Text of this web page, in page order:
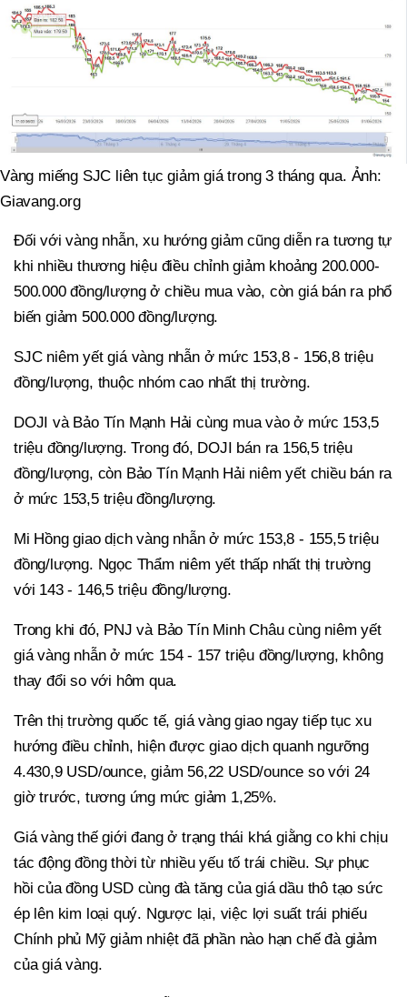
Vàng miếng SJC liên tục giảm giá trong 3 tháng qua. Ảnh:
Giavang.org
Đối với vàng nhẫn, xu hướng giảm cũng diễn ra tương tự
khi nhiều thương hiệu điều chỉnh giảm khoảng 200.000-
500.000 đồng/lượng ở chiều mua vào, còn giá bán ra phổ
biến giảm 500.000 đồng/lượng.
SJC niêm yết giá vàng nhẫn ở mức 153,8 - 156,8 triệu
đồng/lượng, thuộc nhóm cao nhất thị trường.
DOJI và Bảo Tín Mạnh Hải cùng mua vào ở mức 153,5
triệu đồng/lượng. Trong đó, DOJI bán ra 156,5 triệu
đồng/lượng, còn Bảo Tín Mạnh Hải niêm yết chiều bán ra
ở mức 153,5 triệu đồng/lượng.
Mi Hồng giao dịch vàng nhẫn ở mức 153,8 - 155,5 triệu
đồng/lượng. Ngọc Thẩm niêm yết thấp nhất thị trường
với 143 - 146,5 triệu đồng/lượng.
Trong khi đó, PNJ và Bảo Tín Minh Châu cùng niêm yết
giá vàng nhẫn ở mức 154 - 157 triệu đồng/lượng, không
thay đổi so với hôm qua.
Trên thị trường quốc tế, giá vàng giao ngay tiếp tục xu
hướng điều chỉnh, hiện được giao dịch quanh ngưỡng
4.430,9 USD/ounce, giảm 56,22 USD/ounce so với 24
giờ trước, tương ứng mức giảm 1,25%.
Giá vàng thế giới đang ở trạng thái khá giằng co khi chịu
tác động đồng thời từ nhiều yếu tố trái chiều. Sự phục
hồi của đồng USD cùng đà tăng của giá dầu thô tạo sức
ép lên kim loại quý. Ngược lại, việc lợi suất trái phiếu
Chính phủ Mỹ giảm nhiệt đã phần nào hạn chế đà giảm
của giá vàng.